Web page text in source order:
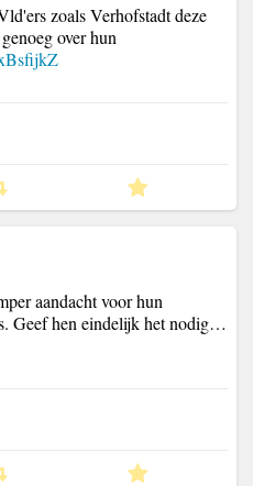
zoals Verhofstadt deze
over hun
aandacht voor hun
Geef hen eindelijk het nodig…